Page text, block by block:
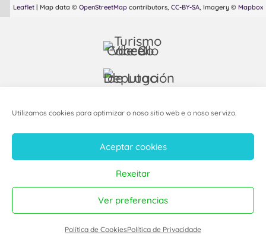
Utilizamos cookies para optimizar o noso sitio web e o noso servizo.
Aceptar cookies
Rexeitar
Ver preferencias
Política de CookiesPolítica de Privacidade
Leaflet | Map data © OpenStreetMap contributors, CC-BY-SA , Imagery © Mapbox
AVISO LEGAL
POLÍTICA DE PRIVACIDADE
POLÍTICA DE COOKIES
DESEÑO WEB